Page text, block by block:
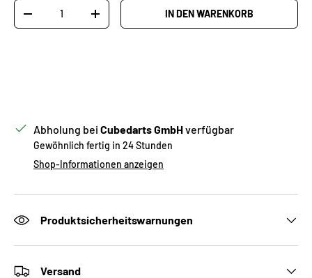
Anzahl
MENGE VERRINGERNMENGE ERHÖHENIN DEN WARENKORB
Abholung bei Cubedarts GmbHverfügbar
Gewöhnlich fertig in 24 Stunden
Shop-Informationen anzeigen
Produktsicherheitswarnungen
Versand